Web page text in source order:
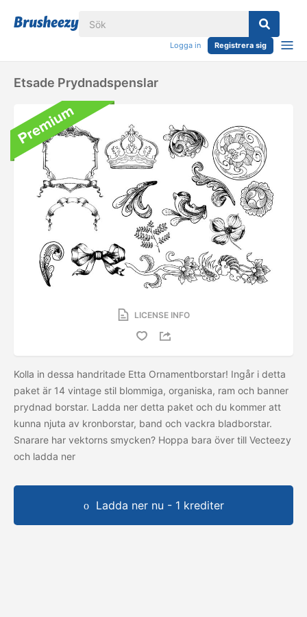
Logga in Registrera sig
Etsade Prydnadspenslar
LICENSE INFO
Kolla in dessa handritade Etta Ornamentborstar! Ingår i detta
paket är 14 vintage stil blommiga, organiska, ram och banner
prydnad borstar. Ladda ner detta paket och du kommer att
kunna njuta av kronborstar, band och vackra bladborstar.
Snarare har vektorns smycken? Hoppa bara över till Vecteezy
och ladda ner
Ladda ner nu - 1 krediter